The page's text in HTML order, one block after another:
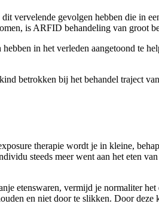
gevolgen hebben die in
is ARFID behandeling van groot
in het verleden aangetoond te
betrokken bij het behandel traject
therapie wordt je in kleine,
steeds meer went aan het eten
etenswaren, vermijd je normaliter
en niet door te slikken. Door deze